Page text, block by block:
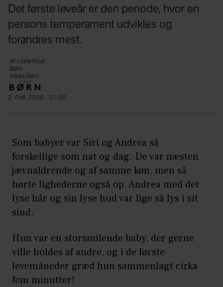
Det første leveår er den periode, hvor en
persons temperament udvikles og
forandres mest.
Af: Lotte Krull
Børn
Vores Børn
2. Feb 2009 - 01:00
Som babyer var Siri og Andrea så
forskellige som nat og dag. De var næsten
jævnaldrende og af samme køn, men så
hørte lighederne også op. Andrea med det
lyse hår og sin lyse hud var lige så lys i sit
sind.
Hun var en storsmilende baby, der gerne
ville holdes af andre, og i de første
levemåneder græd hun sammenlagt cirka
fem minutter!